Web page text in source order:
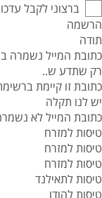
ברצוני לקבל
הרשמה
תודה
כתובת המייל נשמרה
רק שתדע ש..
כתובת זו קיימת
יש לנו תקלה
כתובת המייל לא
טיסות למזרח
טיסות למזרח
טיסות למזרח
טיסות לתאילנד
טיסות להודו